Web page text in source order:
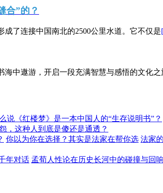
合”的？
了连接中国南北的2500公里水道。它不仅是
中遨游，开启一段充满智慧与感悟的文化之
说《红楼梦》是一本中国人的“生存说明书”？
，这种人到底是傻还是通透？
你以为你在选择？其实是法家在帮你选 法家
年对话 孟荀人性论在历史长河中的碰撞与回响